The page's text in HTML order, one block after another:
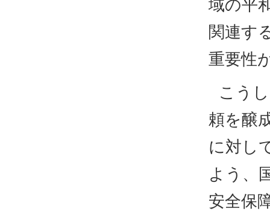
域の平
関連す
重要性
こう
頼を醸
に対し
よう、
安全保